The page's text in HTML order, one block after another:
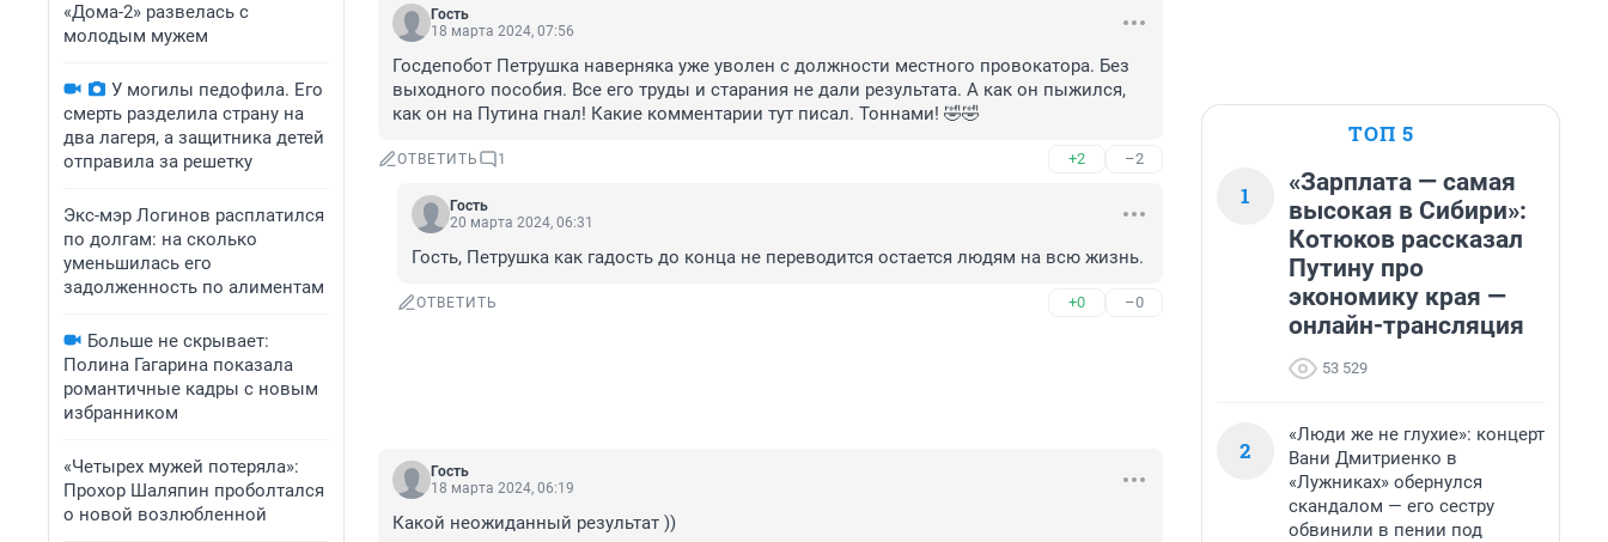
«Дома-2» развелась с
молодым мужем
У могилы педофила. Его
смерть разделила страну на
два лагеря, а защитника детей
отправила за решетку
Экс-мэр Логинов расплатился
по долгам: на сколько
уменьшилась его
задолженность по алиментам
Больше не скрывает:
Полина Гагарина показала
романтичные кадры с новым
избранником
«Четырех мужей потеряла»:
Прохор Шаляпин проболтался
о новой возлюбленной
Гость
18 марта 2024, 07:56
Госдепобот Петрушка наверняка уже уволен с должности местного провокатора. Без
выходного пособия. Все его труды и старания не дали результата. А как он пыжился,
как он на Путина гнал! Какие комментарии тут писал. Тоннами! 🤣🤣
ОТВЕТИТЬ 1 +2 –2
Гость
20 марта 2024, 06:31
Гость, Петрушка как гадость до конца не переводится остается людям на всю жизнь.
ОТВЕТИТЬ +0 –0
Гость
18 марта 2024, 06:19
Какой неожиданный результат ))
ТОП 5
1
«Зарплата — самая
высокая в Сибири»:
Котюков рассказал
Путину про
экономику края —
онлайн-трансляция
53 529
2
«Люди же не глухие»: концерт
Вани Дмитриенко в
«Лужниках» обернулся
скандалом — его сестру
обвинили в пении под